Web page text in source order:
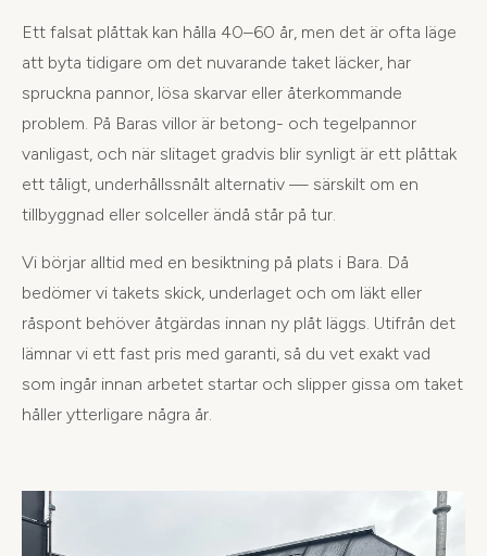
Ett falsat plåttak kan hålla 40–60 år, men det är ofta läge
att byta tidigare om det nuvarande taket läcker, har
spruckna pannor, lösa skarvar eller återkommande
problem. På Baras villor är betong- och tegelpannor
vanligast, och när slitaget gradvis blir synligt är ett plåttak
ett tåligt, underhållssnålt alternativ — särskilt om en
tillbyggnad eller solceller ändå står på tur.
Vi börjar alltid med en besiktning på plats i Bara. Då
bedömer vi takets skick, underlaget och om läkt eller
råspont behöver åtgärdas innan ny plåt läggs. Utifrån det
lämnar vi ett fast pris med garanti, så du vet exakt vad
som ingår innan arbetet startar och slipper gissa om taket
håller ytterligare några år.